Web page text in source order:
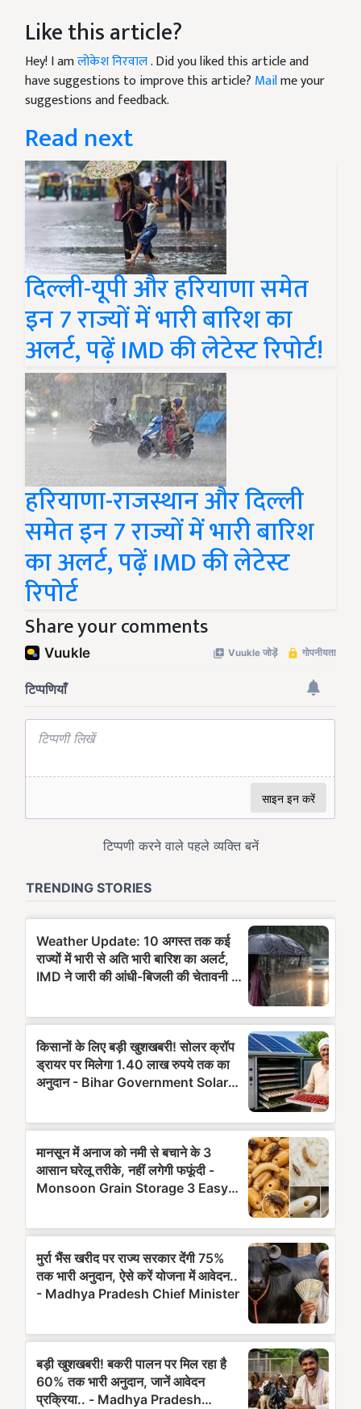
Like this article?
Hey! I amलोकेश निरवाल. Did you liked this article and
have suggestions to improve this article? Mailme your
suggestions and feedback.
Read next
दिल्ली-यूपी और हरियाणा समेत
इन 7 राज्यों में भारी बारिश का
अलर्ट, पढ़ें IMD की लेटेस्ट रिपोर्ट!
हरियाणा-राजस्थान और दिल्ली
समेत इन 7 राज्यों में भारी बारिश
का अलर्ट, पढ़ें IMD की लेटेस्ट
रिपोर्ट
Share your comments